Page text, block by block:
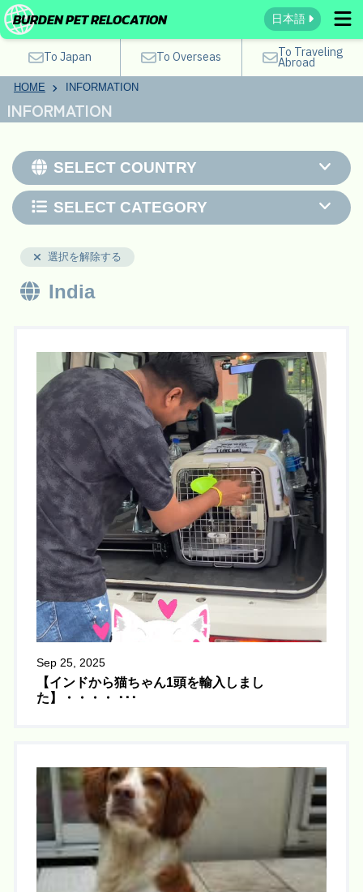
BURDEN PET RELOCATION 日本語
To Japan To Overseas To Traveling
Abroad
HOME INFORMATION
INFORMATION
SELECT COUNTRY
SELECT CATEGORY
選択を解除する
India
Sep 25, 2025
【インドから猫ちゃん1頭を輸入しまし
た】・・・・ ･･･